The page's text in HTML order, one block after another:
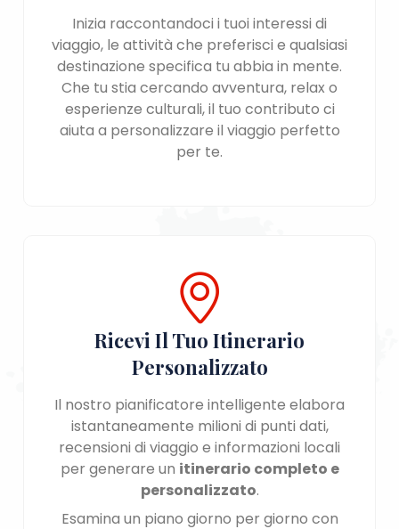
Inizia raccontandoci i tuoi interessi di
viaggio, le attività che preferisci e qualsiasi
destinazione specifica tu abbia in mente.
Che tu stia cercando avventura, relax o
esperienze culturali, il tuo contributo ci
aiuta a personalizzare il viaggio perfetto
per te.
Ricevi Il Tuo Itinerario
Personalizzato
Il nostro pianificatore intelligente elabora
istantaneamente milioni di punti dati,
recensioni di viaggio e informazioni locali
per generare un itinerario completo e
personalizzato.
Esamina un piano giorno per giorno con